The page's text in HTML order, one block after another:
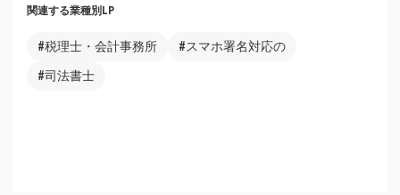
関連する業種別LP
#税理士・会計事務所 #スマホ署名対応の
#司法書士